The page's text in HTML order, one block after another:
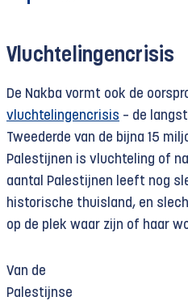
Vluchtelingencrisis
De Nakba vormt ook de
vluchtelingencrisis – de
Tweederde van de bijna 15
Palestijnen is vluchteling of
aantal Palestijnen leeft nog
historische thuisland, en
op de plek waar zijn of haar
Van de
Palestijnse